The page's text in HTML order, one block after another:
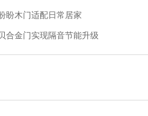
盼木门适配日常居家
合金门实现隔音节能升级